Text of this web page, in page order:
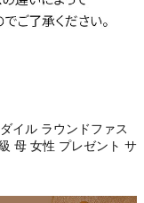
イル ラウンドファス
母 女性 プレゼント サ